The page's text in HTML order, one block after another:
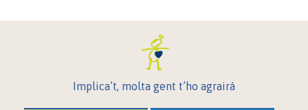
Implica’t, molta gent t’ho agrairà